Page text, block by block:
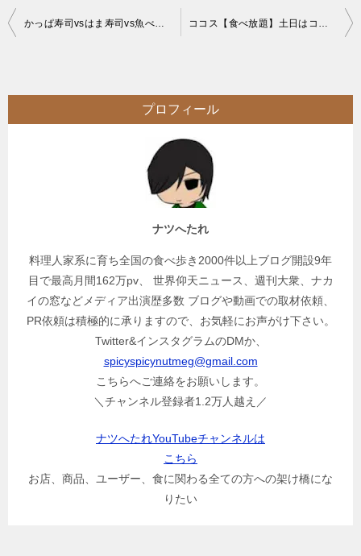
投
ビ
ゲ
プロフィール
ナツへたれ
料理人家系に育ち全国の食べ歩き2000件以上ブログ開設9年
目で最高月間162万pv、 世界仰天ニュース、週刊大衆、ナカ
イの窓などメディア出演歴多数 ブログや動画での取材依頼、
PR依頼は積極的に承りますので、お気軽にお声がけ下さい。
Twitter&インスタグラムのDMか、
spicyspicynutmeg@gmail.com
こちらへご連絡をお願いします。
＼チャンネル登録者1.2万人越え／
ナツへたれYouTubeチャンネルは
こちら
お店、商品、ユーザー、食に関わる全ての方への架け橋にな
りたい